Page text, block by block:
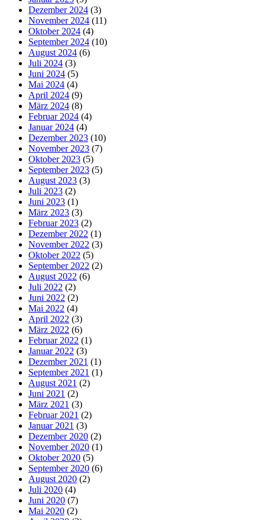
Dezember 2024 (3)
November 2024 (11)
Oktober 2024 (4)
September 2024 (10)
August 2024 (6)
Juli 2024 (3)
Juni 2024 (5)
Mai 2024 (4)
April 2024 (9)
März 2024 (8)
Februar 2024 (4)
Januar 2024 (4)
Dezember 2023 (10)
November 2023 (7)
Oktober 2023 (5)
September 2023 (5)
August 2023 (3)
Juli 2023 (2)
Juni 2023 (1)
März 2023 (3)
Februar 2023 (2)
Dezember 2022 (1)
November 2022 (3)
Oktober 2022 (5)
September 2022 (2)
August 2022 (6)
Juli 2022 (2)
Juni 2022 (2)
Mai 2022 (4)
April 2022 (3)
März 2022 (6)
Februar 2022 (1)
Januar 2022 (3)
Dezember 2021 (1)
September 2021 (1)
August 2021 (2)
Juni 2021 (2)
März 2021 (3)
Februar 2021 (2)
Januar 2021 (3)
Dezember 2020 (2)
November 2020 (1)
Oktober 2020 (5)
September 2020 (6)
August 2020 (2)
Juli 2020 (4)
Juni 2020 (7)
Mai 2020 (2)